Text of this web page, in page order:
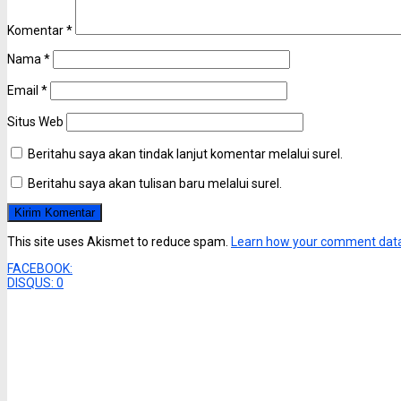
Komentar*
Nama *
Email *
Situs Web
Beritahu saya akan tindak lanjut komentar melalui surel.
Beritahu saya akan tulisan baru melalui surel.
This site uses Akismet to reduce spam. Learn how your comment
FACEBOOK:
DISQUS: 0